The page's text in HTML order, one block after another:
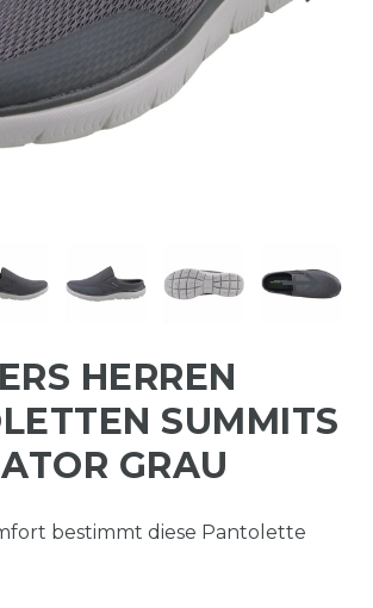
HERREN
SUMMITS
GRAU
bestimmt diese Pantolette